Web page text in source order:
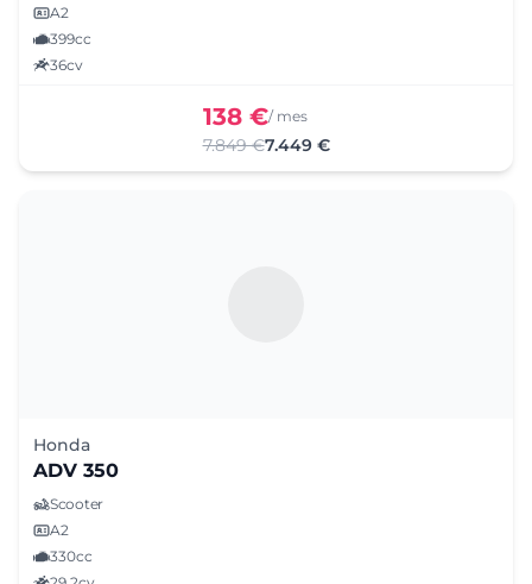
A2
399cc
36cv
138 €/ mes
7.849 €7.449 €
Honda
ADV 350
Scooter
A2
330cc